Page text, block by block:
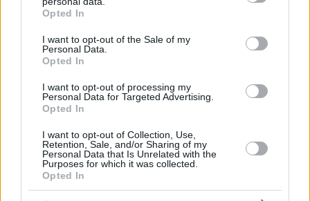
grant or deny consent to Google and its third-party tags to
use your data for below specified purposes in below Google
consent section.
Opted In
I want to opt-out of the Sale of my
Personal Data.
Opted In
I want to opt-out of processing my
Personal Data for Targeted Advertising.
Opted In
I want to opt-out of Collection, Use,
Retention, Sale, and/or Sharing of my
Personal Data that Is Unrelated with the
Purposes for which it was collected.
Opted In
Η Smart φοιτητική κατοικία στην καρδιά της Αθήνας
Επαγγελματική Εκπαίδευση & Εξειδίκευση: Το Mοντέλο που
σε Bάζει στην Aγορά Eργασίας
26.07.2026, 09:54
ΡΟΗ ΕΙΔΗΣΕΩΝ
Ειδήσεις Δημοφιλή Σχολιασμένα
Δείτε ποια είναι τα λάθη που συνήθως κάνουμε όταν
πριν 5 λεπτά